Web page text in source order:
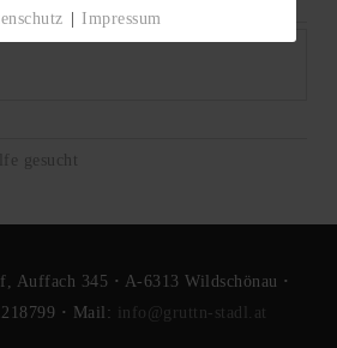
gesucht
Auffach 345 · A-6313 Wildschönau ·
· Mail: info@gruttn-stadl.at
Impressum